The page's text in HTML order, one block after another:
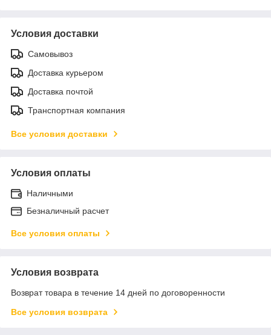
Условия доставки
Самовывоз
Доставка курьером
Доставка почтой
Транспортная компания
Все условия доставки
Условия оплаты
Наличными
Безналичный расчет
Все условия оплаты
Условия возврата
Возврат товара в течение 14 дней по договоренности
Все условия возврата